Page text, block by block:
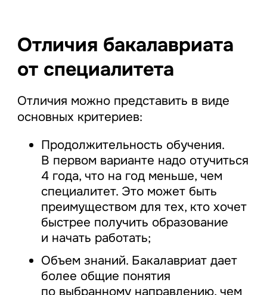
Отличия бакалавриата
от специалитета
Отличия можно представить в виде
основных критериев:
Продолжительность обучения.
В первом варианте надо отучиться
4 года, что на год меньше, чем
специалитет. Это может быть
преимуществом для тех, кто хочет
быстрее получить образование
и начать работать;
Объем знаний. Бакалавриат дает
более общие понятия
по выбранному направлению, чем